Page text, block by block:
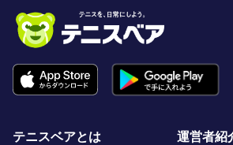
テニスベアとは 運営者紹